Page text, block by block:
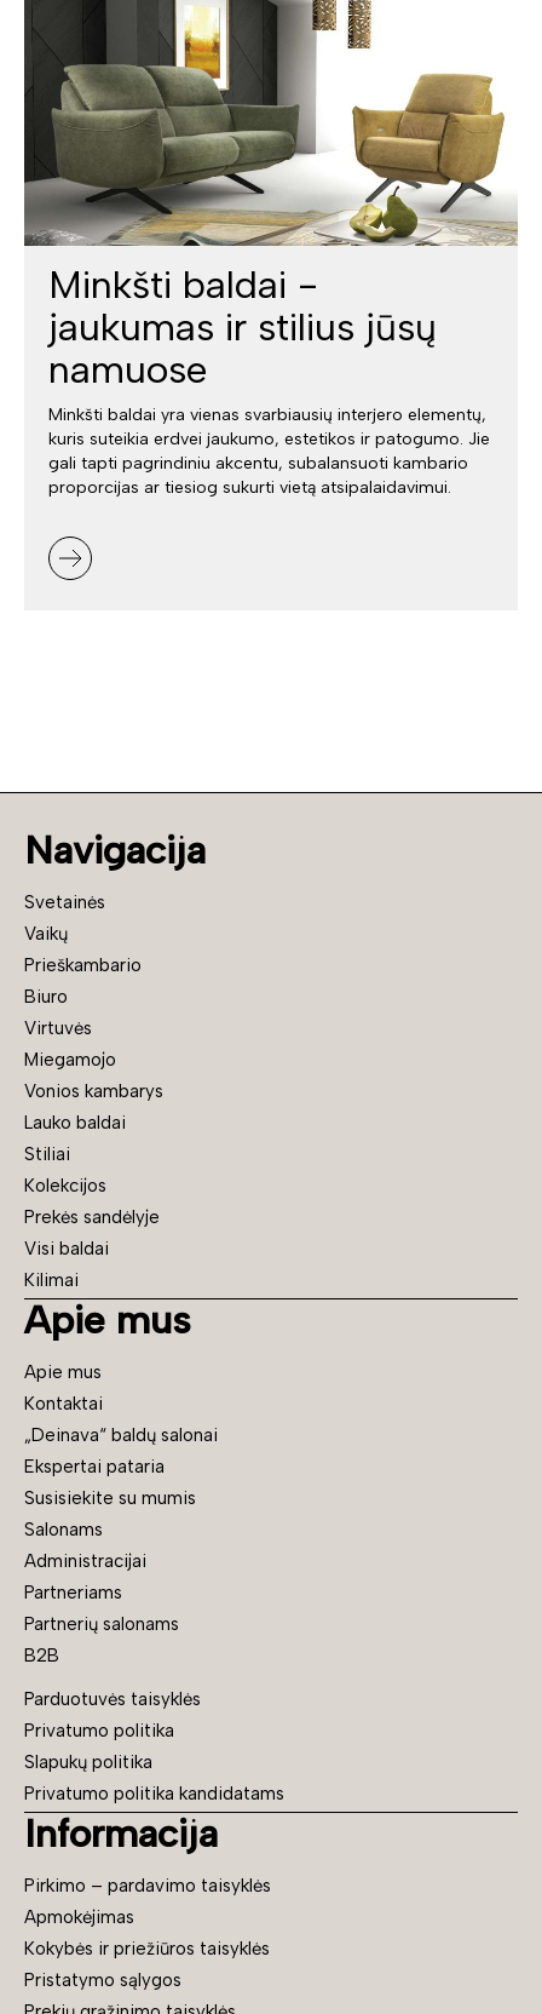
Minkšti baldai -
jaukumas ir stilius jūsų
namuose
Minkšti baldai yra vienas svarbiausių interjero elementų,
kuris suteikia erdvei jaukumo, estetikos ir patogumo. Jie
gali tapti pagrindiniu akcentu, subalansuoti kambario
proporcijas ar tiesiog sukurti vietą atsipalaidavimui.
Navigacija
Svetainės
Vaikų
Prieškambario
Biuro
Virtuvės
Miegamojo
Vonios kambarys
Lauko baldai
Stiliai
Kolekcijos
Prekės sandėlyje
Visi baldai
Kilimai
Apie mus
Apie mus
Kontaktai
„Deinava“ baldų salonai
Ekspertai pataria
Susisiekite su mumis
Salonams
Administracijai
Partneriams
Partnerių salonams
B2B
Parduotuvės taisyklės
Privatumo politika
Slapukų politika
Privatumo politika kandidatams
Informacija
Pirkimo – pardavimo taisyklės
Apmokėjimas
Kokybės ir priežiūros taisyklės
Pristatymo sąlygos